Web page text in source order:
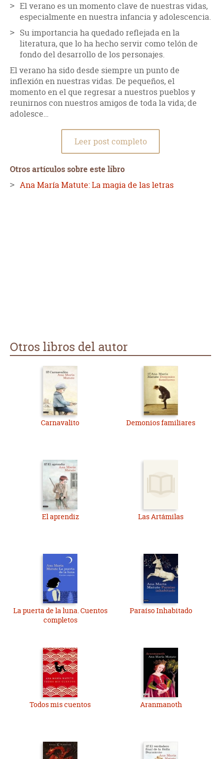
El verano es un momento clave de nuestras vidas,
especialmente en nuestra infancia y adolescencia.
Su importancia ha quedado reflejada en la
literatura, que lo ha hecho servir como telón de
fondo del desarrollo de los personajes.
El verano ha sido desde siempre un punto de
inflexión en nuestras vidas. De pequeños, el
momento en el que regresar a nuestros pueblos y
reunirnos con nuestros amigos de toda la vida; de
adolesce…
Leer post completo
Otros artículos sobre este libro
Ana María Matute: La magia de las letras
Otros libros del autor
Carnavalito Demonios familiares
El aprendiz Las Artámilas
La puerta de la luna. Cuentos
completos
Paraíso Inhabitado
Todos mis cuentos Aranmanoth